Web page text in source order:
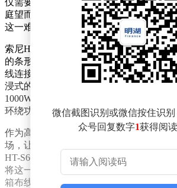
庭望而却步。如今，索尼推出的HT-S60
这一难题提供了理想的方案。
索尼HT-S60回音壁音响将专业级的音效
的条形音箱之中。它的安装和使用极为
线连接电视，无需复杂的调试过程，就
浸式的影院空间。这款音响采用5.1实体声
1000W的大功率输出，支持杜比全景声
环绕功能，真正实现了“小身材大能量”的
作为高端影院的标准配置，杜比全景声
场，让声音不仅来自左右两侧，还能从上
HT-S60通过精心调校的扬声器单元和先
将这一专业影院体验带入了普通家庭。
箱布线问题一直困扰着用户，而HT-S60
微信截图识别或微信按住识
众号回复数字1获得阅